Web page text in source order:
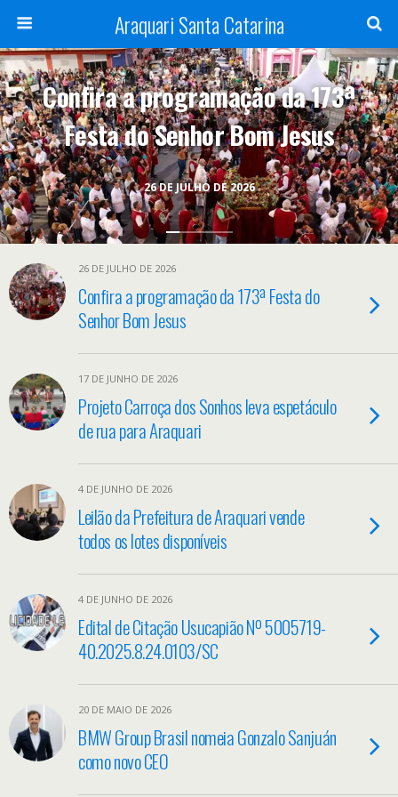
Araquari Santa Catarina
26 DE JULHO DE 2026
Confira a programação da 173ª
Festa do Senhor Bom Jesus
26 DE JULHO DE 2026
Confira a programação da 173ª Festa do
Senhor Bom Jesus
17 DE JUNHO DE 2026
Projeto Carroça dos Sonhos leva espetáculo
de rua para Araquari
4 DE JUNHO DE 2026
Leilão da Prefeitura de Araquari vende
todos os lotes disponíveis
4 DE JUNHO DE 2026
Edital de Citação Usucapião Nº 5005719-
40.2025.8.24.0103/SC
20 DE MAIO DE 2026
BMW Group Brasil nomeia Gonzalo Sanjuán
como novo CEO